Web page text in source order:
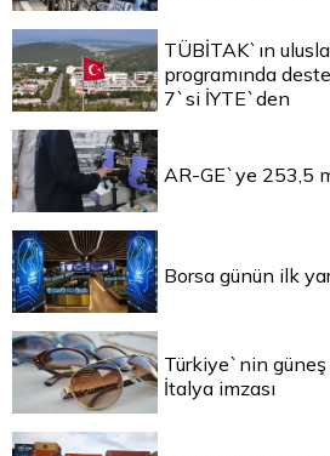
TÜBİTAK`ın
programında
7`si İYTE`den
AR-GE`ye 253,5
Borsa günün ilk
Türkiye`nin
İtalya imzası